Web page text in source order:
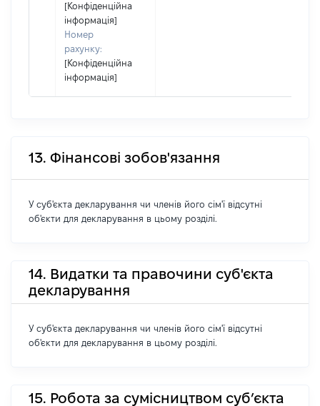
[Конфіденційна
інформація]
Номер
рахунку:
[Конфіденційна
інформація]
13. Фінансові зобов'язання
У суб'єкта декларування чи членів його сім'ї відсутні
об'єкти для декларування в цьому розділі.
14. Видатки та правочини суб'єкта
декларування
У суб'єкта декларування чи членів його сім'ї відсутні
об'єкти для декларування в цьому розділі.
15. Робота за сумісництвом суб’єкта